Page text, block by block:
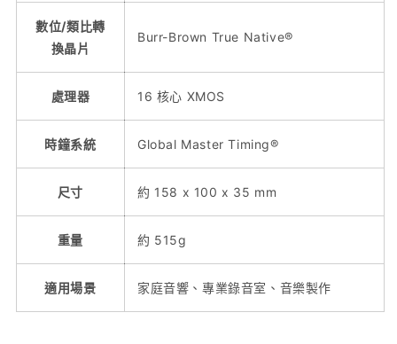
數位/類比轉
換晶片
Burr-Brown True Native®
處理器 16 核心 XMOS
時鐘系統 Global Master Timing®
尺寸 約 158 x 100 x 35 mm
重量 約 515g
適用場景 家庭音響、專業錄音室、音樂製作